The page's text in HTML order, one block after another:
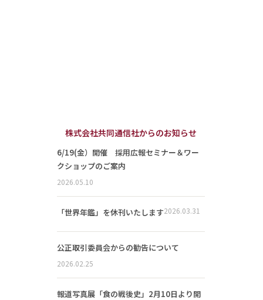
株式会社共同通信社からのお知らせ
6/19(金）開催 採用広報セミナー＆ワー
クショップのご案内
2026.05.10
「世界年鑑」を休刊いたします2026.03.31
公正取引委員会からの勧告について
2026.02.25
報道写真展「食の戦後史」2月10日より開